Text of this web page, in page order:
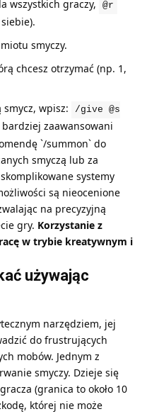
wszystkich graczy, @r
smyczy.
chcesz otrzymać (np. 1,
smycz, wpisz:
/give @s
zaawansowani
`/summon` do
smyczą lub za
systemy
są nieocenione
na precyzyjną
gry. Korzystanie z
w trybie kreatywnym i
używając
narzędziem, jej
do frustrujących
mobów. Jednym z
smyczy. Dzieje się
(granica to około 10
której nie może